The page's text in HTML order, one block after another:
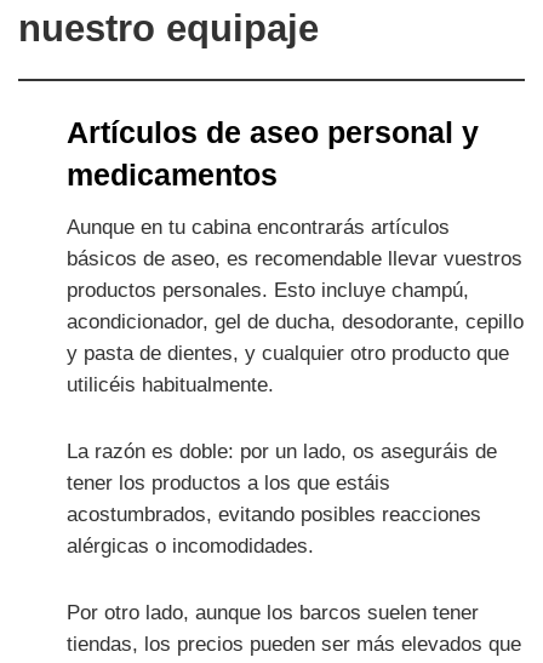
nuestro equipaje
Artículos de aseo personal y
medicamentos
Aunque en tu cabina encontrarás artículos
básicos de aseo, es recomendable llevar vuestros
productos personales. Esto incluye champú,
acondicionador, gel de ducha, desodorante, cepillo
y pasta de dientes, y cualquier otro producto que
utilicéis habitualmente.
La razón es doble: por un lado, os aseguráis de
tener los productos a los que estáis
acostumbrados, evitando posibles reacciones
alérgicas o incomodidades.
Por otro lado, aunque los barcos suelen tener
tiendas, los precios pueden ser más elevados que